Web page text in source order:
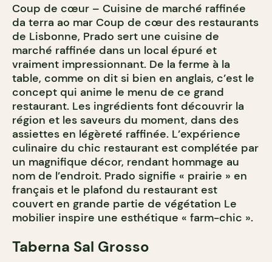
Coup de cœur – Cuisine de marché raffinée
da terra ao mar Coup de cœur des restaurants
de Lisbonne, Prado sert une cuisine de
marché raffinée dans un local épuré et
vraiment impressionnant. De la ferme à la
table, comme on dit si bien en anglais, c’est le
concept qui anime le menu de ce grand
restaurant. Les ingrédients font découvrir la
région et les saveurs du moment, dans des
assiettes en légèreté raffinée. L’expérience
culinaire du chic restaurant est complétée par
un magnifique décor, rendant hommage au
nom de l’endroit. Prado signifie « prairie » en
français et le plafond du restaurant est
couvert en grande partie de végétation Le
mobilier inspire une esthétique « farm-chic ».
Taberna Sal Grosso